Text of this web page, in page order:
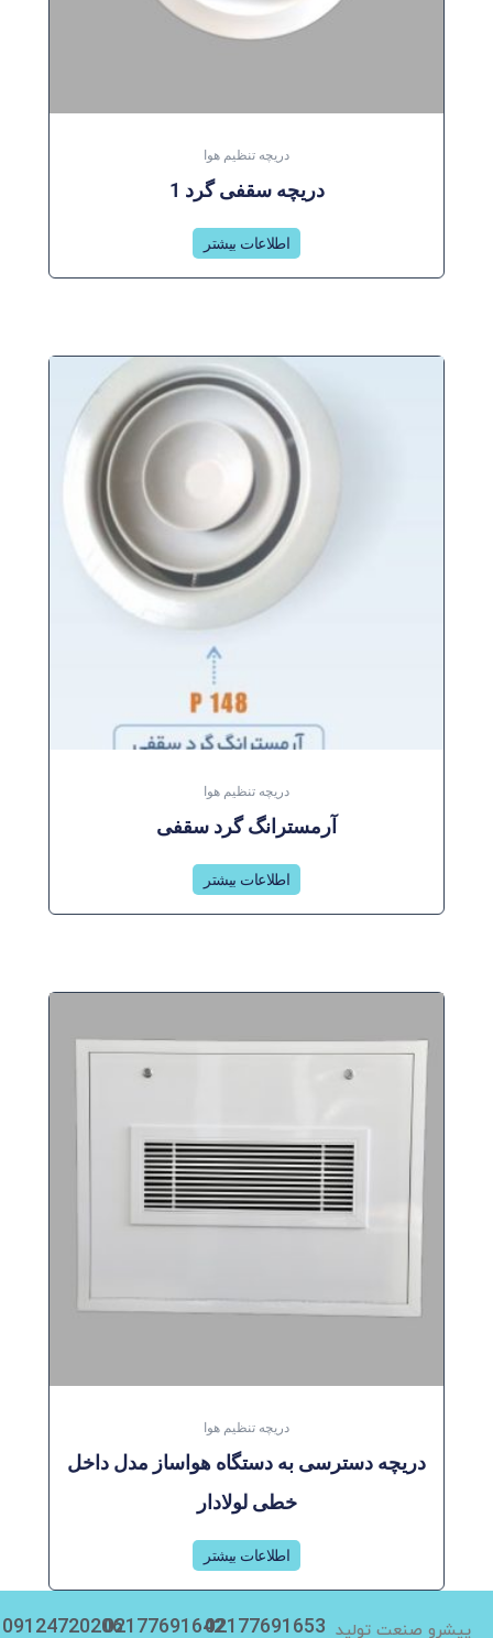
دریچه تنظیم هوا
دریچه سقفی گرد 1
اطلاعات بیشتر
دریچه تنظیم هوا
آرمسترانگ گرد سقفی
اطلاعات بیشتر
دریچه تنظیم هوا
دریچه دسترسی به دستگاه هواساز مدل داخل
خطی لولادار
اطلاعات بیشتر
پیشرو صنعت تولید 02177691653
02177691642
09124720206